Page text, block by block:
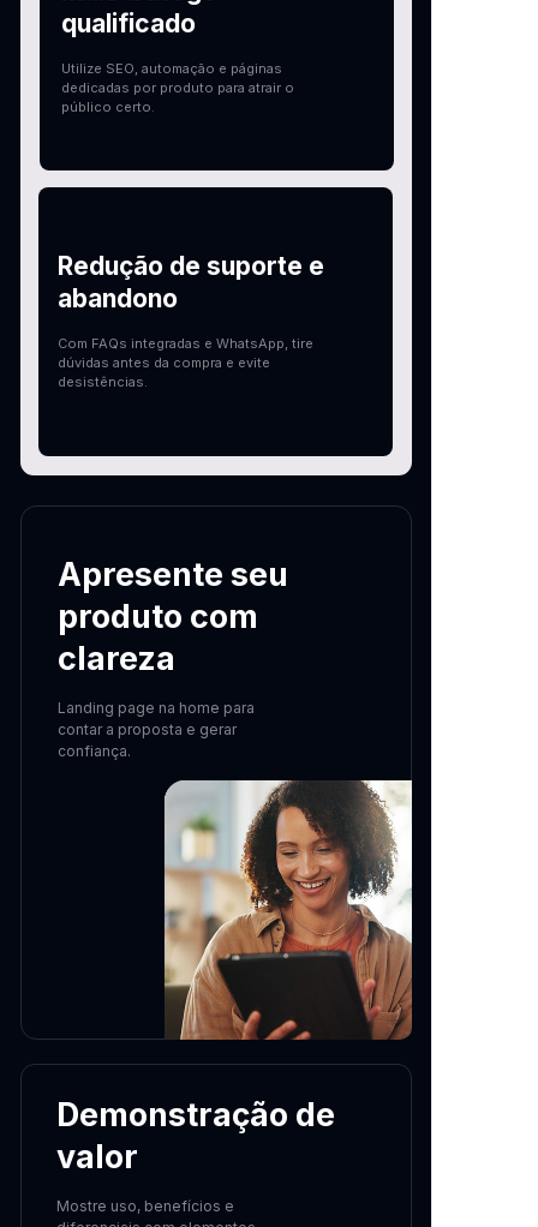
Com FAQs integradas e WhatsApp, tire
dúvidas antes da compra e evite
desistências.
Redução de suporte e
abandono
qualificado
Utilize SEO, automação e páginas
dedicadas por produto para atrair o
público certo.
Apresente seu
produto com
clareza
Landing page na home para
contar a proposta e gerar
confiança.
Demonstração de
valor
Mostre uso, benefícios e